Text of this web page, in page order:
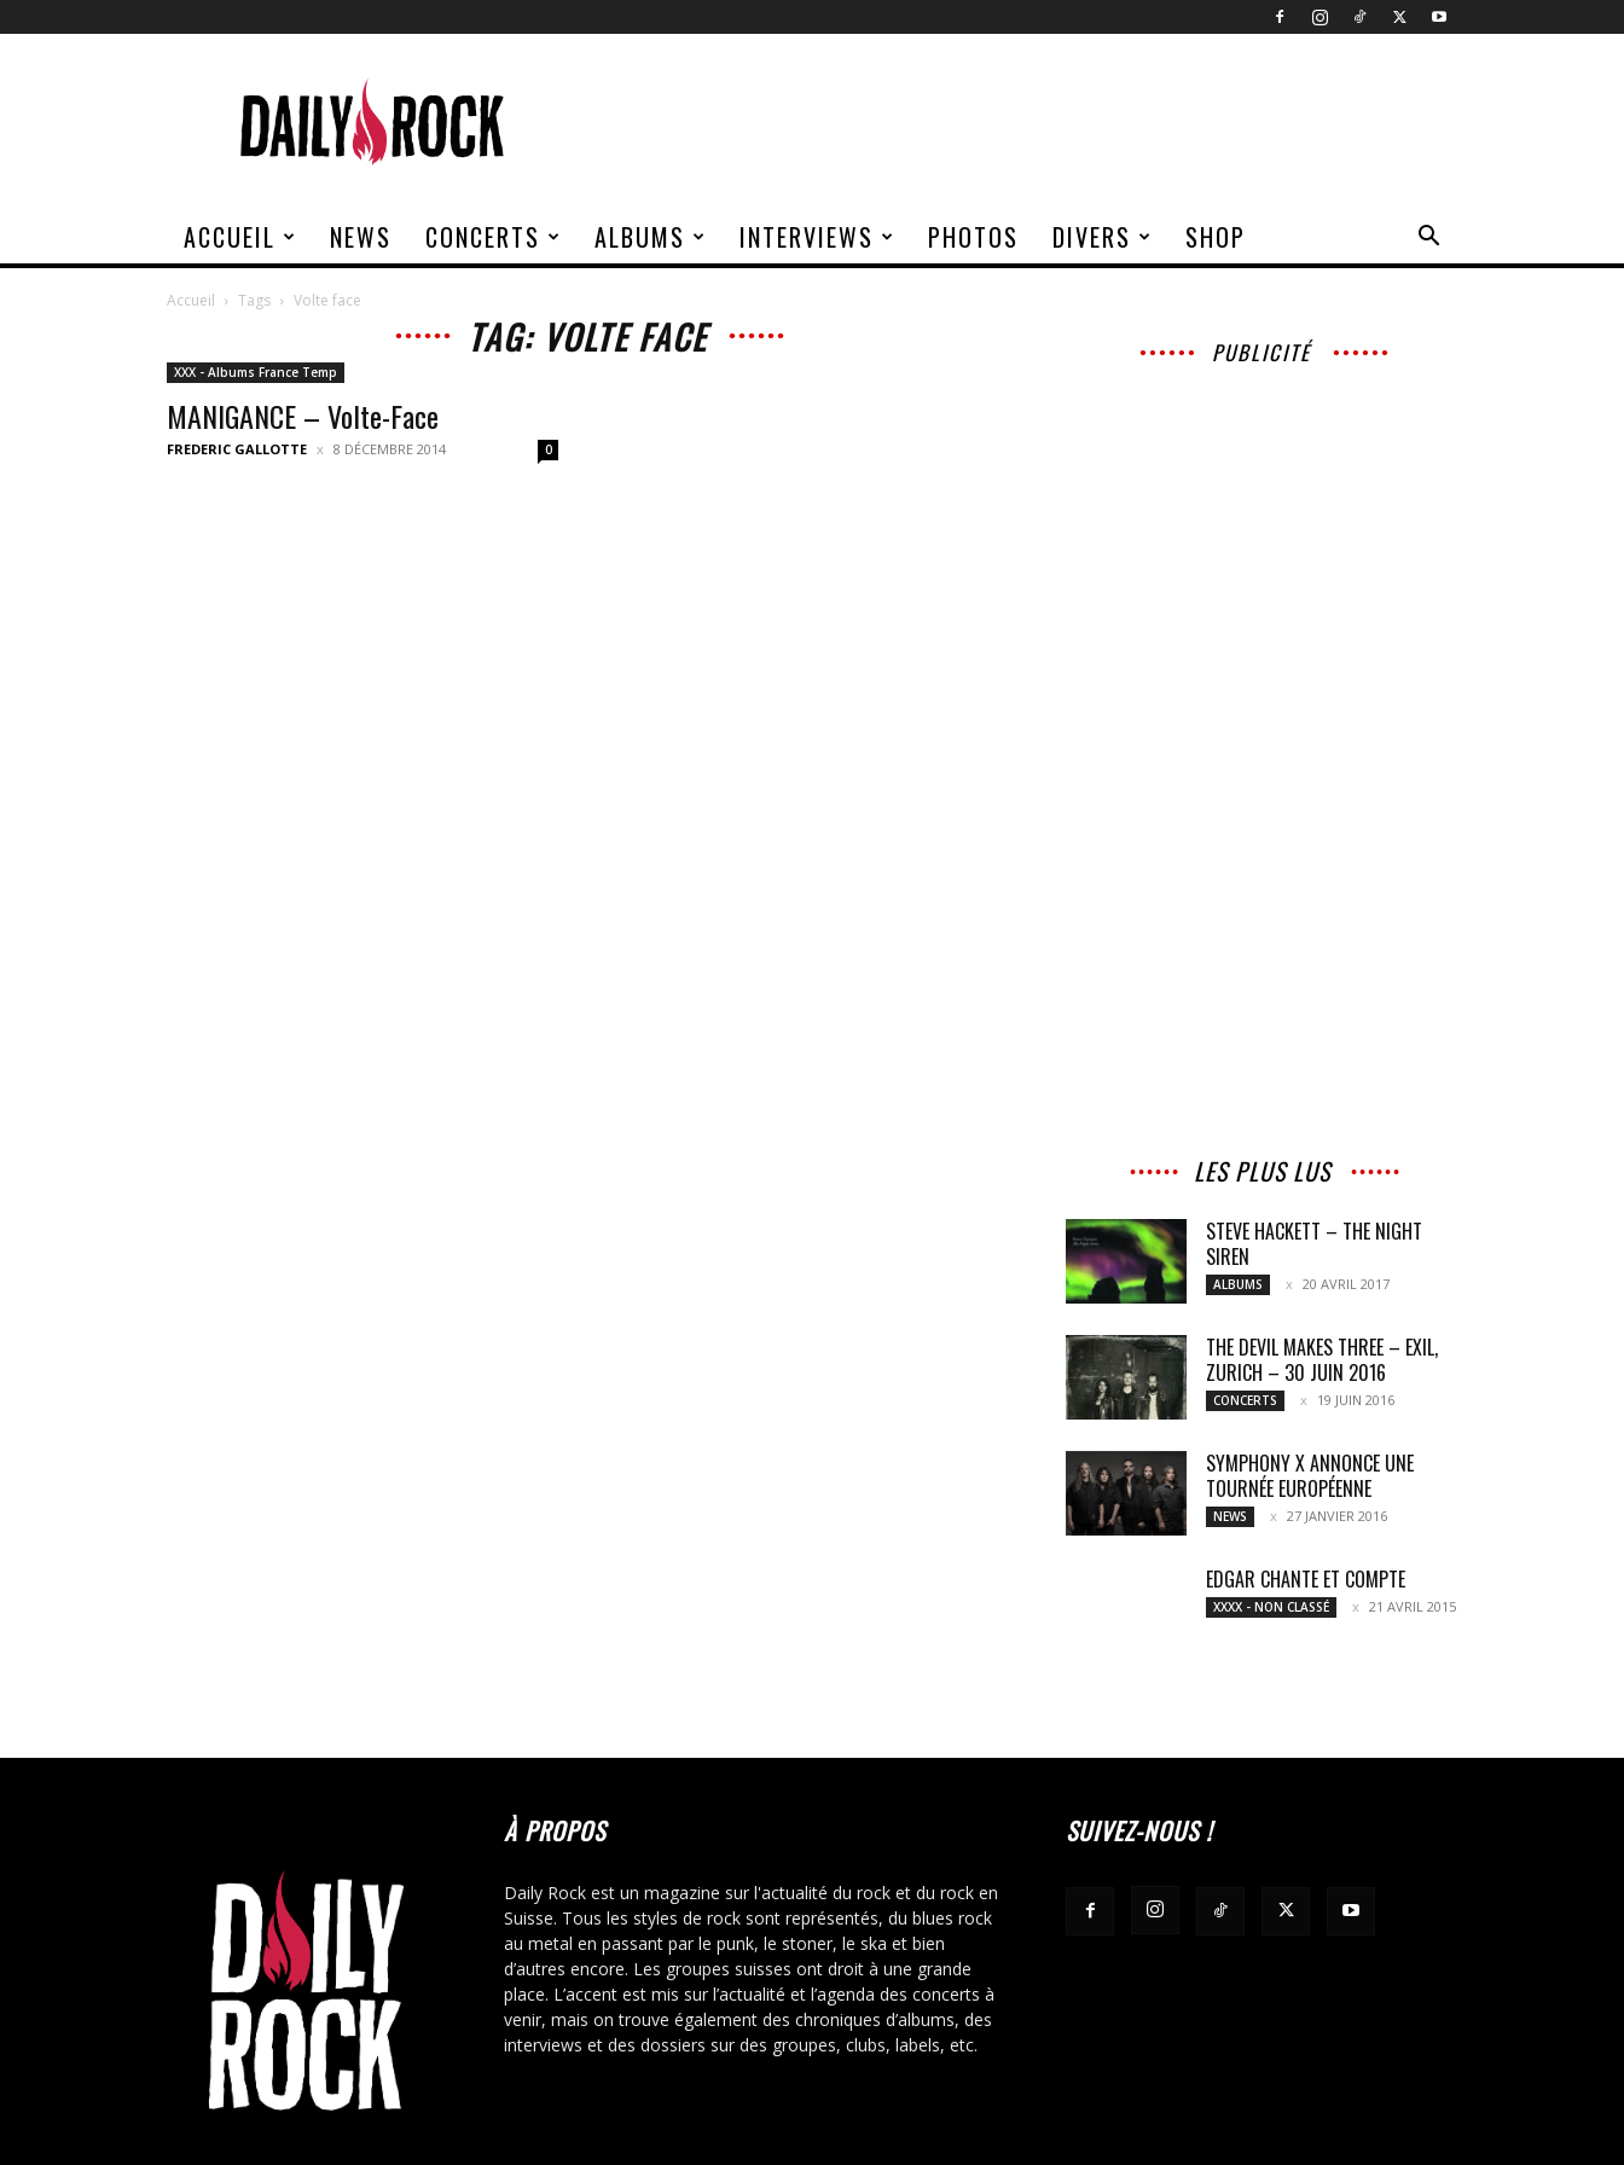
Rock
ACCUEIL NEWS CONCERTS ALBUMS INTERVIEWS PHOTOS DIVERS SHOP
Accueil Tags Volte face
TAG: VOLTE FACE
XXX - Albums France Temp
MANIGANCE – Volte-Face
FREDERIC GALLOTTE 8 DÉCEMBRE 2014 0
PUBLICITÉ
LES PLUS LUS
STEVE HACKETT – THE NIGHT
SIREN
ALBUMS 20 AVRIL 2017
THE DEVIL MAKES THREE – EXIL,
ZURICH – 30 JUIN 2016
CONCERTS 19 JUIN 2016
SYMPHONY X ANNONCE UNE
TOURNÉE EUROPÉENNE
NEWS 27 JANVIER 2016
EDGAR CHANTE ET COMPTE
XXXX - NON CLASSÉ 21 AVRIL 2015
À PROPOS
Daily Rock est un magazine sur l'actualité du rock et du rock en
Suisse. Tous les styles de rock sont représentés, du blues rock
au metal en passant par le punk, le stoner, le ska et bien
d’autres encore. Les groupes suisses ont droit à une grande
place. L’accent est mis sur l’actualité et l’agenda des concerts à
venir, mais on trouve également des chroniques d’albums, des
interviews et des dossiers sur des groupes, clubs, labels, etc.
SUIVEZ-NOUS !